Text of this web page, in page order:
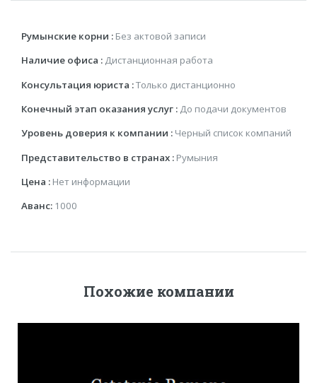
Румынские корни : Без актовой записи
Наличие офиса : Дистанционная работа
Консультация юриста :Только дистанционно
Конечный этап оказания услуг : До подачи документов
Уровень доверия к компании : Черный список компаний
Представительство в странах : Румыния
Цена : Нет информации
Аванс: 1000
Похожие компании